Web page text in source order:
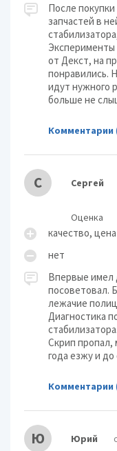
После
запчастей в
Эксперименты
от Декст, на
понравились.
идут нужного
больше не
Комментарии
С Сергей
Оценка
качество, цена
нет
Впервые имел
посоветовал.
лежачие
Диагностика
Скрип пропал,
года езжу и до
Комментарии
Ю Юрий